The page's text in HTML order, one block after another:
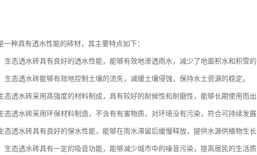
一种具有透水性能的砖材，其主要特点如下：
生态透水砖具有良好的透水性能，能够有效地渗透雨水，减少了地面积水和积雪
生态透水砖能够有效地控制土壤的流失，减缓土壤侵蚀，保持水土资源的稳定。
态透水砖采用高强度的材料制成，具有较好的耐候性和耐磨性，能够长期使用而出
态透水砖采用环保材料制造，不含有有害物质，对环境没有污染，符合可持续发展
态透水砖具有良好的保水性能，能够在雨水滞留后缓慢释放，提供水源供植物生长
生态透水砖具有一定的吸音功能，能够减少城市中的噪音污染，提高居民的生活质